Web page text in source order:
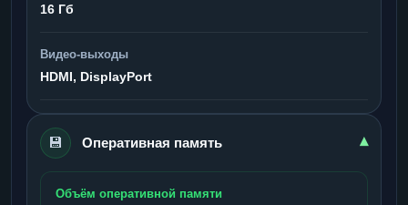
16 Гб
Видео-выходы
HDMI, DisplayPort
💾 Оперативная память ▾
Объём оперативной памяти